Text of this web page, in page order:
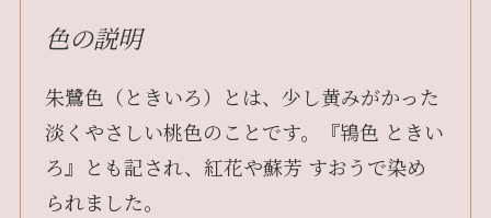
色の説明
朱鷺色（ときいろ）とは、少し黄みがかった
淡くやさしい桃色のことです。『鴇色 ときい
ろ』とも記され、紅花や蘇芳 すおうで染め
られました。